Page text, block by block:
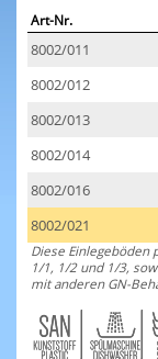
Art-Nr.
8002/011
8002/012
8002/013
8002/014
8002/016
8002/021
Diese Einlegeböden
1/1, 1/2 und 1/3,
mit anderen GN-